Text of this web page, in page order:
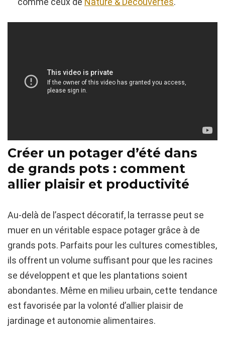
Créer un potager d’été dans
de grands pots : comment
allier plaisir et productivité
Au-delà de l’aspect décoratif, la terrasse peut se
muer en un véritable espace potager grâce à de
grands pots. Parfaits pour les cultures comestibles,
ils offrent un volume suffisant pour que les racines
se développent et que les plantations soient
abondantes. Même en milieu urbain, cette tendance
est favorisée par la volonté d’allier plaisir de
jardinage et autonomie alimentaires.